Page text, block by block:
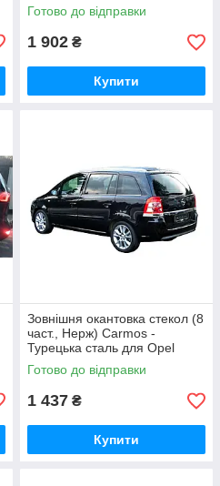
Готово до відправки
1 902 ₴
Купити
Зовнішня окантовка стекол (8
част., Нерж) Carmos -
Турецька сталь для Opel
Zafira B 2005-2011 рр
Готово до відправки
1 437 ₴
Купити